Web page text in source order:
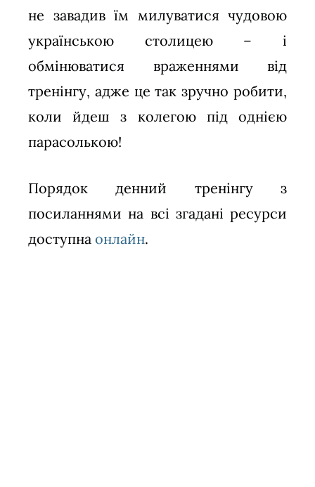
не завадив їм милуватися чудовою
українською столицею – і
обмінюватися враженнями від
тренінгу, адже це так зручно робити,
коли йдеш з колегою під однією
парасолькою!
Порядок денний тренінгу з
посиланнями на всі згадані ресурси
доступна онлайн.